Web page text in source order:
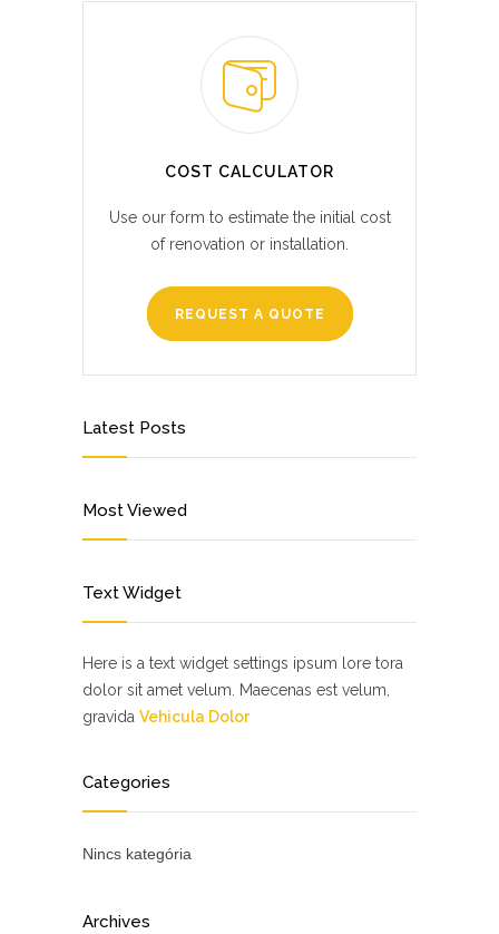
COST CALCULATOR
Use our form to estimate the initial cost
of renovation or installation.
REQUEST A QUOTE
Latest Posts
Most Viewed
Text Widget
Here is a text widget settings ipsum lore tora
dolor sit amet velum. Maecenas est velum,
gravida Vehicula Dolor
Categories
Nincs kategória
Archives